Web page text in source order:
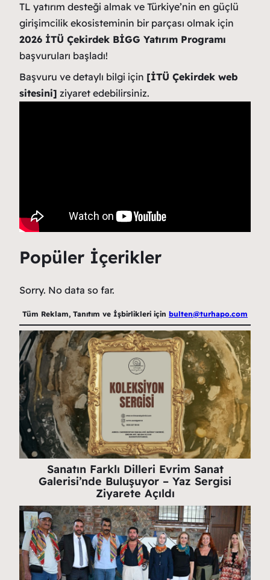
TL yatırım desteği almak ve Türkiye’nin en güçlü
girişimcilik ekosisteminin bir parçası olmak için
2026 İTÜ Çekirdek BİGG Yatırım Programı
başvuruları başladı!
Başvuru ve detaylı bilgi için [İTÜ Çekirdek web
sitesini] ziyaret edebilirsiniz.
Popüler İçerikler
Sorry. No data so far.
Tüm Reklam, Tanıtım ve İşbirlikleri için bulten@turhapo.com
Sanatın Farklı Dilleri Evrim Sanat
Galerisi’nde Buluşuyor – Yaz Sergisi
Ziyarete Açıldı